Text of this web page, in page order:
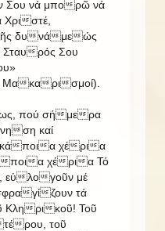
νά μπορῶ νά
στέ,
δυνάμεώς
ρός Σου
καρισμοί).
πού σήμερα
ση καί
ποια χέρια
ποια χέρια Τό
εὐλογοῦν μέ
γίζουν τά
Κληρικοῦ! Τοῦ
ρου, τοῦ